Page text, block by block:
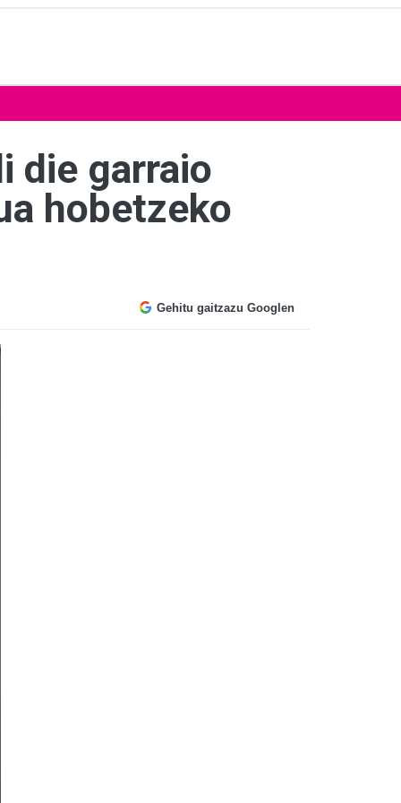
die garraio
hobetzeko
Gehitu gaitzazu Googlen